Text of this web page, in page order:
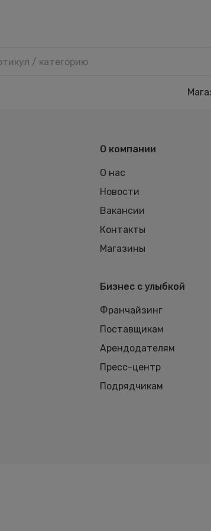
О компании
О нас
Новости
Вакансии
Контакты
Магазины
Бизнес с улыбкой
Франчайзинг
Поставщикам
Арендодателям
Пресс-центр
Подрядчикам